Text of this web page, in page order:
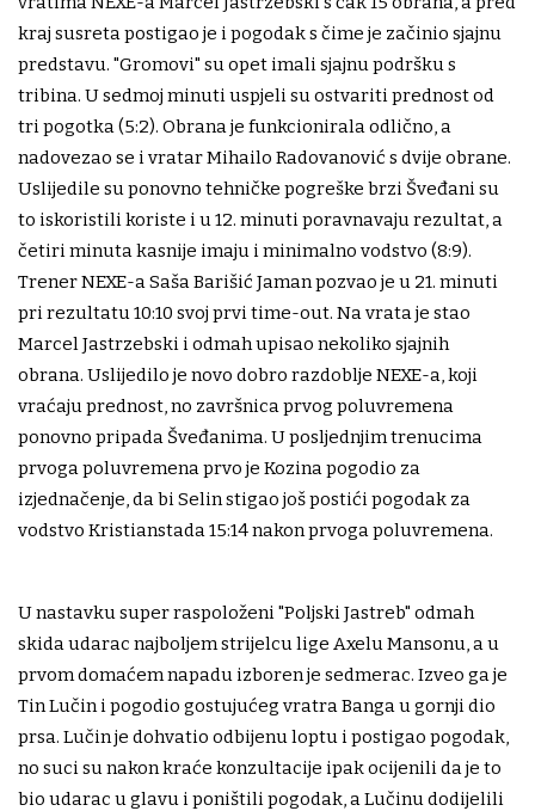
kraj susreta postigao je i pogodak s čime je začinio sjajnu
predstavu. "Gromovi" su opet imali sjajnu podršku s
tribina. U sedmoj minuti uspjeli su ostvariti prednost od
tri pogotka (5:2). Obrana je funkcionirala odlično, a
nadovezao se i vratar Mihailo Radovanović s dvije obrane.
Uslijedile su ponovno tehničke pogreške brzi Šveđani su
to iskoristili koriste i u 12. minuti poravnavaju rezultat, a
četiri minuta kasnije imaju i minimalno vodstvo (8:9).
Trener NEXE-a Saša Barišić Jaman pozvao je u 21. minuti
pri rezultatu 10:10 svoj prvi time-out. Na vrata je stao
Marcel Jastrzebski i odmah upisao nekoliko sjajnih
obrana. Uslijedilo je novo dobro razdoblje NEXE-a, koji
vraćaju prednost, no završnica prvog poluvremena
ponovno pripada Šveđanima. U posljednjim trenucima
prvoga poluvremena prvo je Kozina pogodio za
izjednačenje, da bi Selin stigao još postići pogodak za
vodstvo Kristianstada 15:14 nakon prvoga poluvremena.
U nastavku super raspoloženi "Poljski Jastreb" odmah
skida udarac najboljem strijelcu lige Axelu Mansonu, a u
prvom domaćem napadu izboren je sedmerac. Izveo ga je
Tin Lučin i pogodio gostujućeg vratra Banga u gornji dio
prsa. Lučin je dohvatio odbijenu loptu i postigao pogodak,
no suci su nakon kraće konzultacije ipak ocijenili da je to
bio udarac u glavu i poništili pogodak, a Lučinu dodijelili